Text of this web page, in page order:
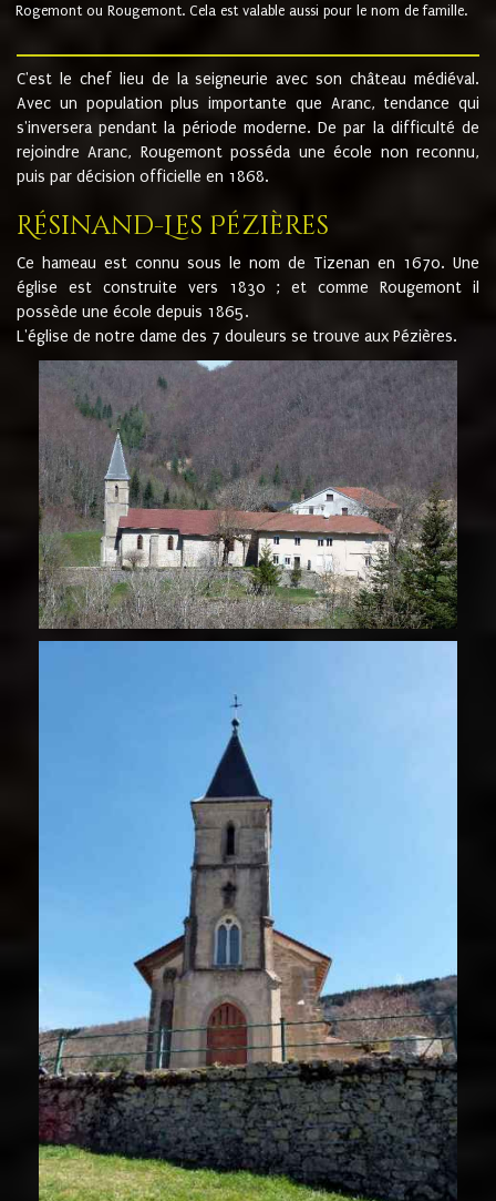
Rogemont ou Rougemont. Cela est valable aussi pour le nom de famille.
C'est le chef lieu de la seigneurie avec son château médiéval.
Avec un population plus importante que Aranc, tendance qui
s'inversera pendant la période moderne. De par la difficulté de
rejoindre Aranc, Rougemont posséda une école non reconnu,
puis par décision officielle en 1868.
Résinand-Les Pézières
Ce hameau est connu sous le nom de Tizenan en 1670. Une
église est construite vers 1830 ; et comme Rougemont il
possède une école depuis 1865.
L'église de notre dame des 7 douleurs se trouve aux Pézières.